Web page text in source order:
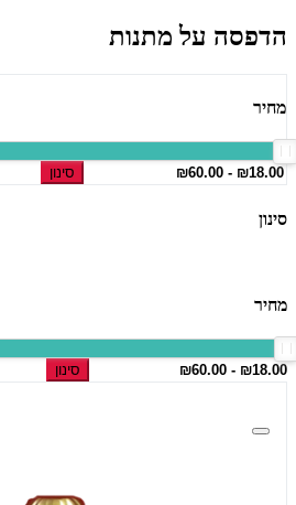
הדפסה על מתנות
מחיר
סינון
סינון
מחיר
סינון